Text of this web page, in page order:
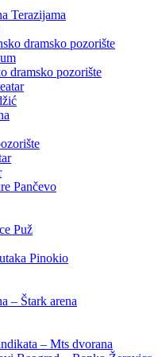
Terazijama
dramsko pozorište
dramsko pozorište
Pančevo
Puž
Pinokio
– Štark arena
– Mts dvorana